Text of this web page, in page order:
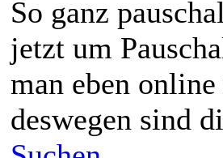
So ganz
jetzt um
man eben
deswegen sind